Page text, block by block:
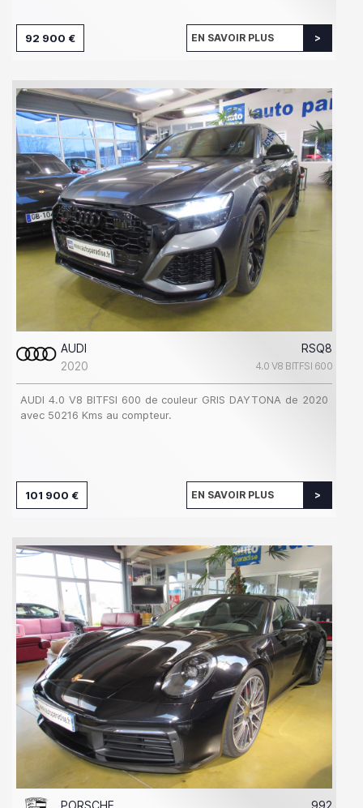
92 900 € EN SAVOIR PLUS
AUDI
RSQ8
2020
4.0 V8 BITFSI 600
AUDI 4.0 V8 BITFSI 600 de couleur GRIS DAYTONA de 2020
avec 50216 Kms au compteur.
101 900 € EN SAVOIR PLUS
PORSCHE 992